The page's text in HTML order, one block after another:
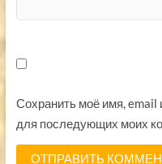
Сохранить моё имя, email
для последующих моих